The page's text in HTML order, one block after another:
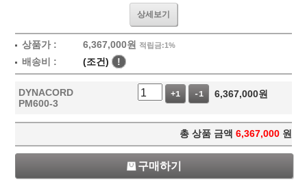
상세보기
상품가 : 6,367,000원 적립금:1%
배송비 : (조건) !
DYNACORD
PM600-3
+1 -1 6,367,000원
총 상품 금액 6,367,000 원
구매하기